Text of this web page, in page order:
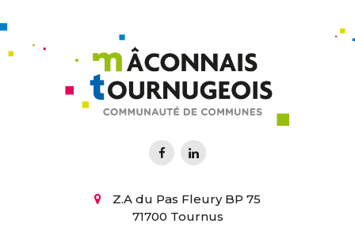
Z.A du Pas Fleury BP 75
71700 Tournus